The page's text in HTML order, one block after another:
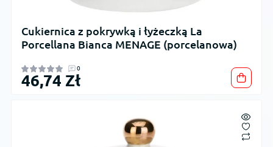
Cukiernica z pokrywką i łyżeczką La
Porcellana Bianca MENAGE (porcelanowa)
0
46,74 Zł